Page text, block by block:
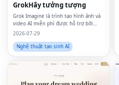
GrokHãy tưởng tượng
Grok Imagine là trình tạo hình ảnh và
video AI miễn phí được hỗ trợ bởi
công cụ Aurora của xAI.Nó kết hợp 20
Imagine, Flux 2, Sora 2, Veo 3, Imagen
4 và Kli
2026-07-29
Nghệ thuật tạo sinh AI